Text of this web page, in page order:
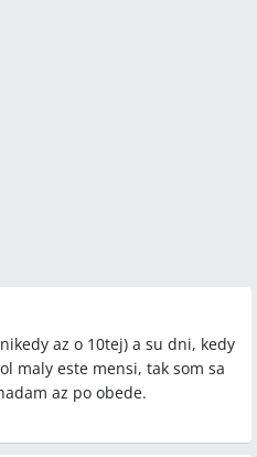
az o 10tej) a su dni, kedy
maly este mensi, tak som sa
az po obede.